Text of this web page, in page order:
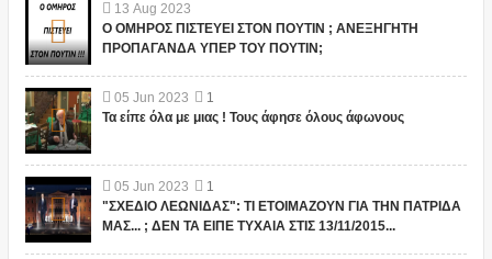
13 Aug 2023
Ο ΟΜΗΡΟΣ ΠΙΣΤΕΥΕΙ ΣΤΟΝ ΠΟΥΤΙΝ ; ΑΝΕΞΗΓΗΤΗ
ΠΡΟΠΑΓΑΝΔΑ ΥΠΕΡ ΤΟΥ ΠΟΥΤΙΝ;
05 Jun 2023
1
Τα είπε όλα με μιας ! Τους άφησε όλους άφωνους
05 Jun 2023
1
"ΣΧΕΔΙΟ ΛΕΩΝΙΔΑΣ": ΤΙ ΕΤΟΙΜΑΖΟΥΝ ΓΙΑ ΤΗΝ ΠΑΤΡΙΔΑ
ΜΑΣ... ; ΔΕΝ ΤΑ ΕΙΠΕ ΤΥΧΑΙΑ ΣΤΙΣ 13/11/2015...